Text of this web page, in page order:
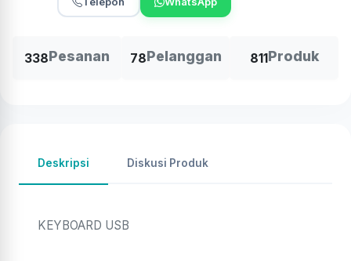
338Pesanan 78Pelanggan 811Produk
Deskripsi Diskusi Produk
KEYBOARD USB